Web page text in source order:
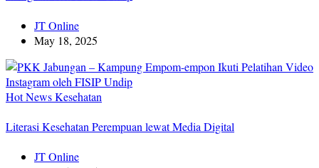
JT Online
May 18, 2025
Hot NewsKesehatan
Literasi Kesehatan Perempuan lewat Media Digital
JT Online